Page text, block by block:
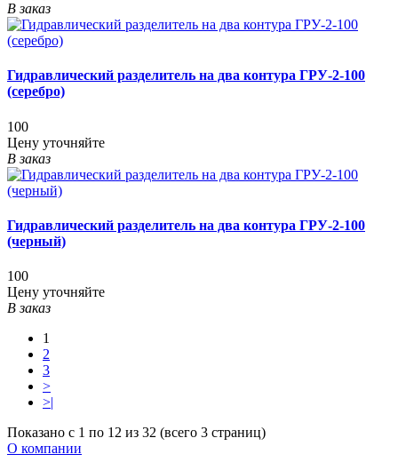
В заказ
Гидравлический разделитель на два контура ГРУ-2-100
(серебро)
100
Цену уточняйте
В заказ
Гидравлический разделитель на два контура ГРУ-2-100
(черный)
100
Цену уточняйте
В заказ
1
2
3
>
>|
Показано с 1 по 12 из 32 (всего 3 страниц)
О компании